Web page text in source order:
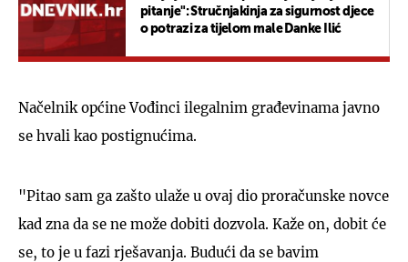
pitanje": Stručnjakinja za sigurnost djece
o potrazi za tijelom male Danke Ilić
Načelnik općine Vođinci ilegalnim građevinama javno
se hvali kao postignućima.
"Pitao sam ga zašto ulaže u ovaj dio proračunske novce
kad zna da se ne može dobiti dozvola. Kaže on, dobit će
se, to je u fazi rješavanja. Budući da se bavim